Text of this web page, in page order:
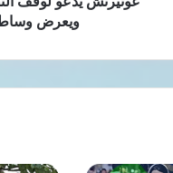
ويعرض